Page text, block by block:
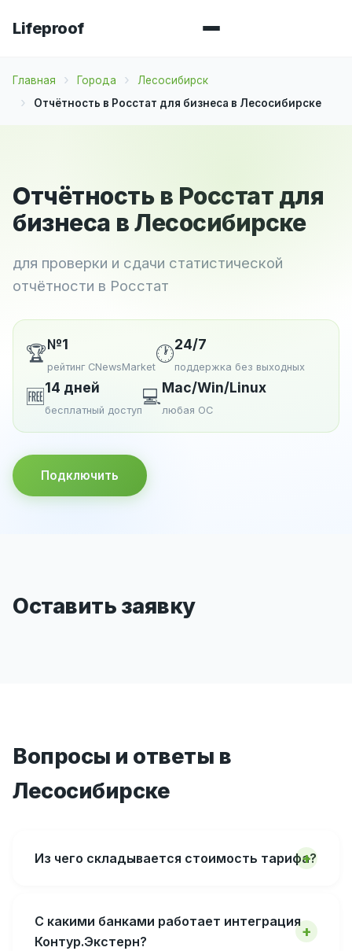
Lifeproof
Главная Города
Лесосибирск
Отчётность в Росстат для бизнеса в Лесосибирске
Отчётность в Росстат для
бизнеса в Лесосибирске
для проверки и сдачи статистической
отчётности в Росстат
🏆№1
рейтинг CNewsMarket
🕐24/7
поддержка без выходных
🆓14 дней
бесплатный доступ
💻Mac/Win/Linux
любая ОС
Подключить
Оставить заявку
Вопросы и ответы в
Лесосибирске
Из чего складывается стоимость тарифа?
С какими банками работает интеграция
Контур.Экстерн?